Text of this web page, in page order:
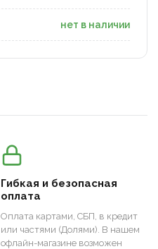
нет в наличии
Гибкая и безопасная
оплата
Оплата картами, СБП, в кредит
или частями (Долями). В нашем
офлайн-магазине возможен